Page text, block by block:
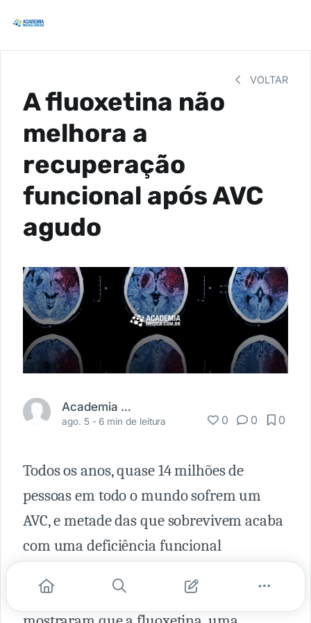
VOLTAR
A fluoxetina não
melhora a
recuperação
funcional após AVC
agudo
Academia Médica
ago. 5 -6 min de leitura 0 0 0
Todos os anos, quase 14 milhões de
pessoas em todo o mundo sofrem um
AVC, e metade das que sobrevivem acaba
com uma deficiência funcional
pequenos estudos em humanos